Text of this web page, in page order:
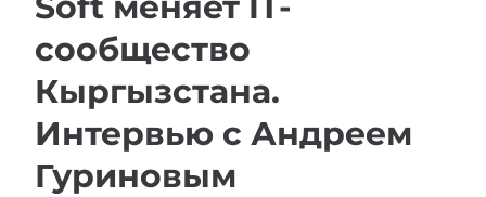
сообщество
Кыргызстана.
Интервью с Андреем
Гуриновым